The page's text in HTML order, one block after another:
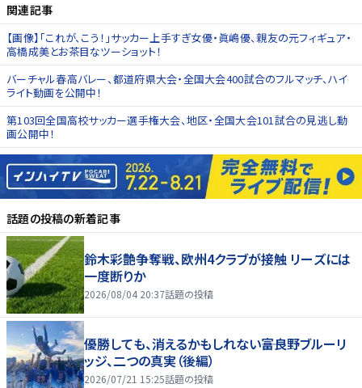
関連記事
【画像】「これが、こう！」サッカー上手すぎ女優・眞嶋優、親友の元フィギュア・
高橋成美とお茶目なツーショット！
バーチャル春高バレー、都道府県大会・全国大会400試合のフルマッチ、ハイ
ライト動画を公開中！
第103回全国高校サッカー選手権大会、地区・全国大会101試合の見逃し動
画公開中！
話題の投稿の新着記事
鈴木彩艶争奪戦、欧州4クラブが接触 リーズには
一度断りか
2026/08/04 20:37話題の投稿
優勝しても、消えるかもしれない――富良野ブルーリ
ッジ、二つの真実（後編）
2026/07/21 15:25話題の投稿